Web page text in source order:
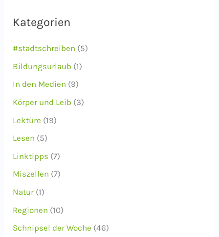
iKategorien
#stadtschreiben (5)
Bildungsurlaub (1)
In den Medien (9)
Körper und Leib (3)
Lektüre (19)
Lesen (5)
Linktipps (7)
Miszellen (7)
Natur(1)
Regionen (10)
Schnipsel der Woche (46)